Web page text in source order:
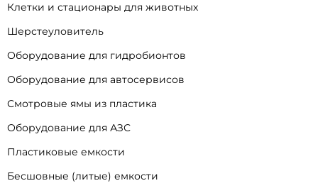
Клетки и стационары для животных
Шерстеуловитель
Оборудование для гидробионтов
Оборудование для автосервисов
Смотровые ямы из пластика
Оборудование для АЗС
Пластиковые емкости
Бесшовные (литые) емкости